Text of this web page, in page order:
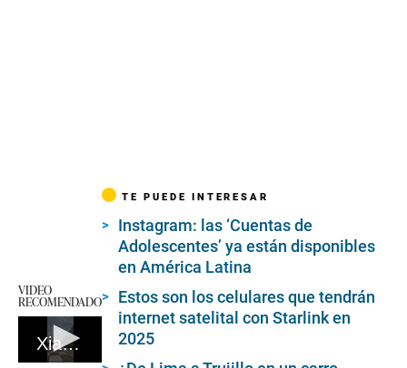
VIDEO
RECOMENDADO
Xiaomi Redmi Note 14 Pro+
TE PUEDE INTERESAR
Instagram: las ‘Cuentas de
Adolescentes’ ya están disponibles
en América Latina
Estos son los celulares que tendrán
internet satelital con Starlink en
2025